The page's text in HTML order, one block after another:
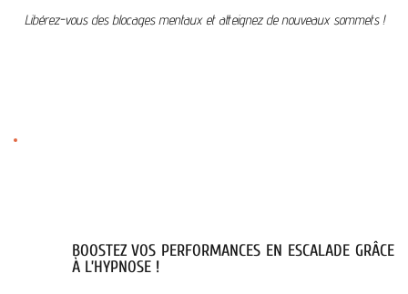
Libérez-vous des blocages mentaux et atteignez de nouveaux sommets !
BOOSTEZ VOS PERFORMANCES EN ESCALADE GRÂCE
À L’HYPNOSE !